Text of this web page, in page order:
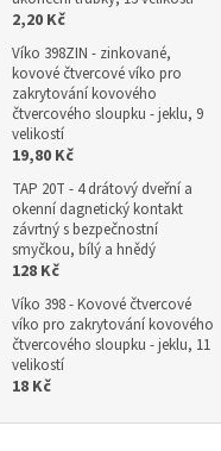
2,20 Kč
Víko 398ZIN - zinkované,
kovové čtvercové víko pro
zakrytování kovového
čtvercového sloupku - jeklu, 9
velikostí
19,80 Kč
TAP 20T - 4 drátový dveřní a
okenní dagnetický kontakt
závrtný s bezpečnostní
smyčkou, bílý a hnědý
128 Kč
Víko 398 - Kovové čtvercové
víko pro zakrytování kovového
čtvercového sloupku - jeklu, 11
velikostí
18 Kč